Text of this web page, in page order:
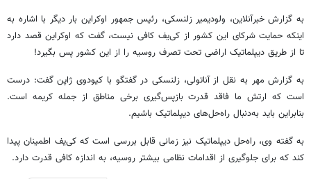
به گزارش خبرآنلاین، ولودیمیر زلنسکی، رئیس جمهور اوکراین بار دیگر با اشاره به
اینکه حمایت شرکای این کشور از کی‌یف کافی نیست، گفت که اوکراین قصد دارد
تا از طریق دیپلماتیک اراضی تحت تصرف روسیه را از این کشور پس بگیرد!
به گزارش مهر به نقل از آناتولی، زلنسکی در گفتگو با کیودوی ژاپن گفت: درست
است که ارتش ما فاقد قدرت بازپس‌گیری برخی مناطق از جمله کریمه است.
بنابراین باید به‌دنبال راه‌حل‌های دیپلماتیک باشیم.
به گفته وی، راه‌حل دیپلماتیک نیز زمانی قابل بررسی است که کی‌یف اطمینان پیدا
کند که برای جلوگیری از اقدامات نظامی بیشتر روسیه، به اندازه کافی قدرت دارد.